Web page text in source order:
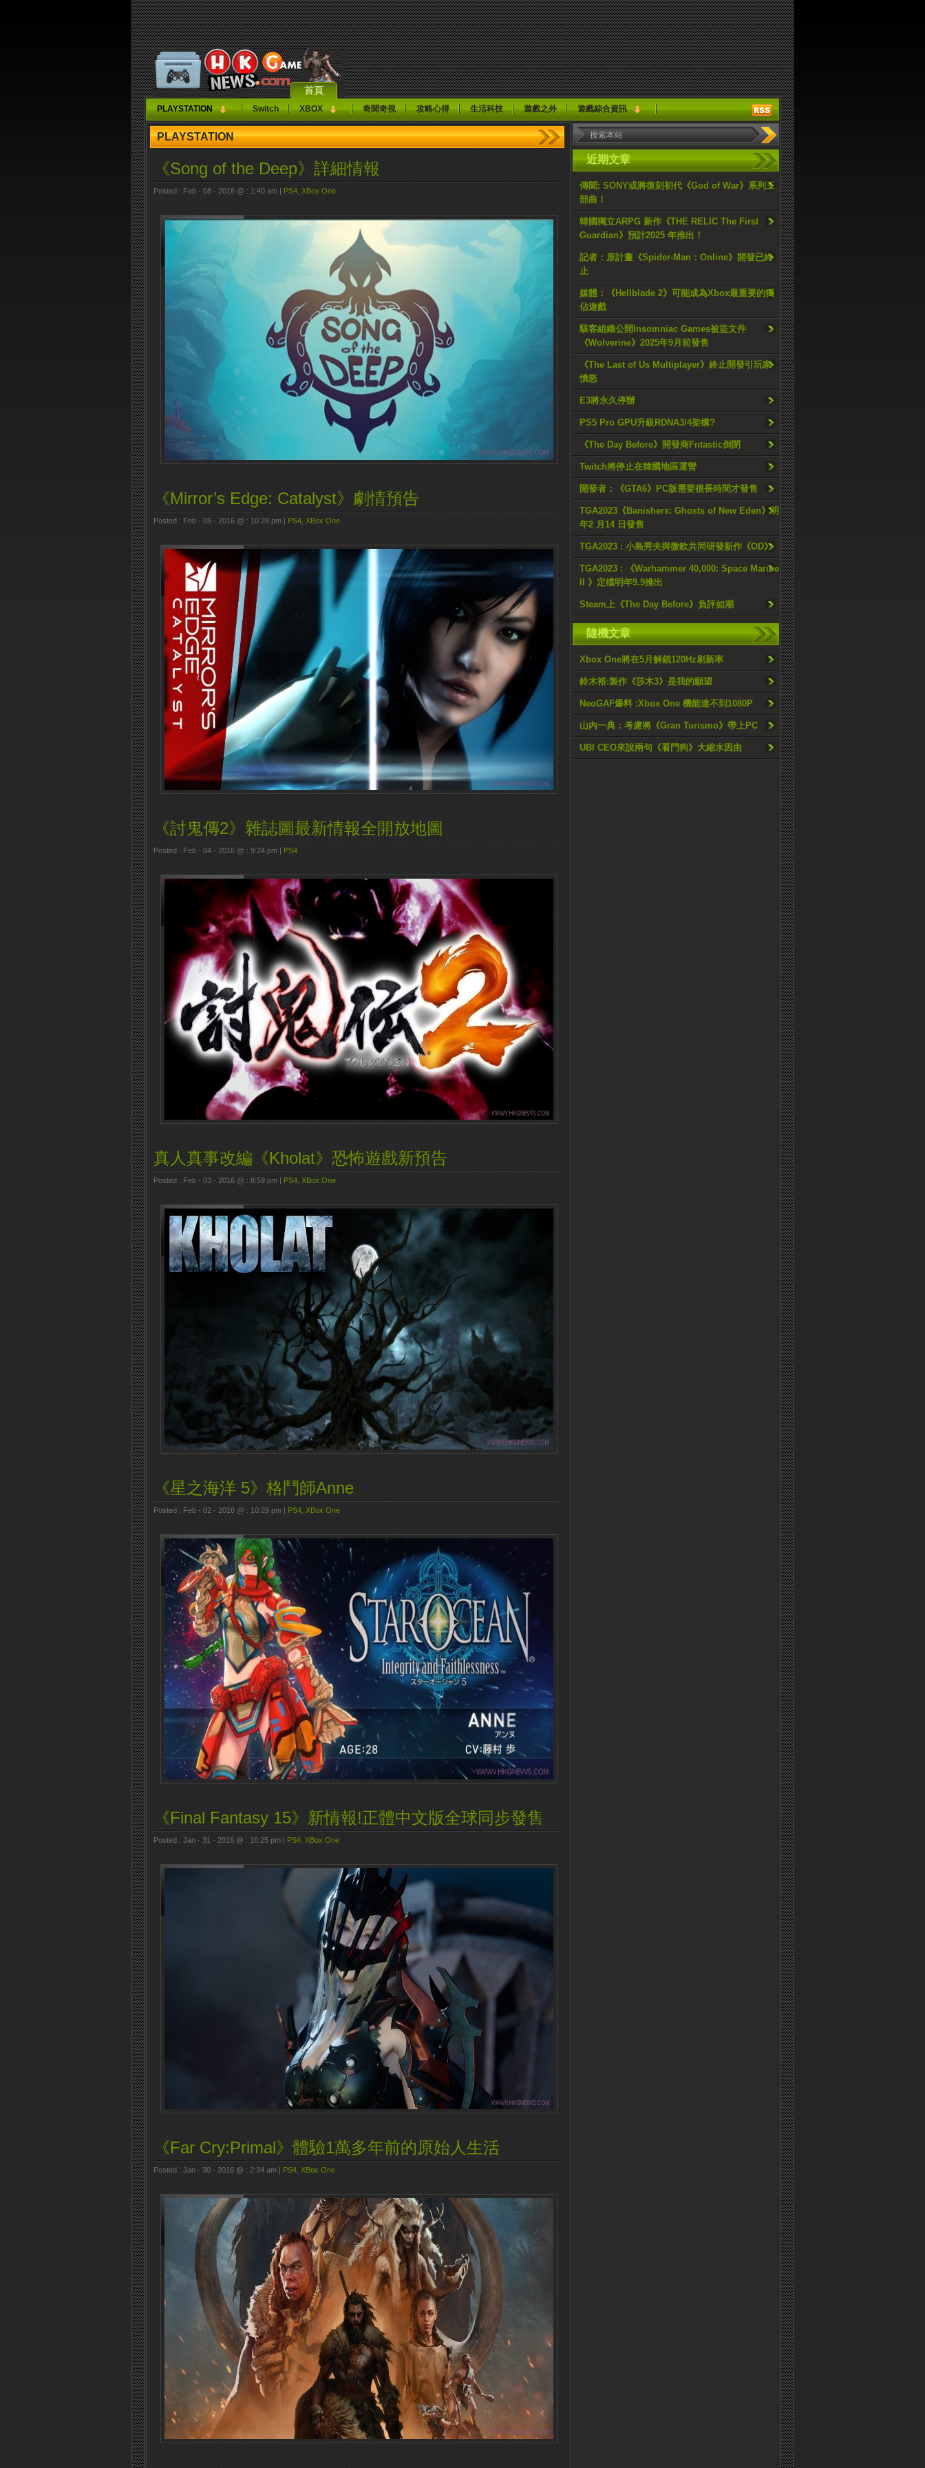
首頁
PLAYSTATION Switch XBOX 奇聞奇視 攻略心得 生活科技 遊戲之外 遊戲綜合資訊
近期文章
傳聞: SONY或將復刻初代《God of War》系列三
部曲！
韓國獨立ARPG 新作《THE RELIC The First
Guardian》預計2025 年推出！
記者：原計畫《Spider-Man：Online》開發已終
止
媒體：《Hellblade 2》可能成為Xbox最重要的獨
佔遊戲
駭客組織公開Insomniac Games被盜文件
《Wolverine》2025年9月前發售
《The Last of Us Multiplayer》終止開發引玩家
憤怒
E3將永久停辦
PS5 Pro GPU升級RDNA3/4架構?
《The Day Before》開發商Fntastic倒閉
Twitch將停止在韓國地區運營
開發者：《GTA6》PC版需要很長時間才發售
TGA2023《Banishers: Ghosts of New Eden》明
年2 月14 日發售
TGA2023 : 小島秀夫與微軟共同研發新作《OD》
TGA2023 : 《Warhammer 40,000: Space Marine
II 》定檔明年9.9推出
Steam上《The Day Before》負評如潮
隨機文章
Xbox One將在5月解鎖120Hz刷新率
鈴木裕:製作《莎木3》是我的願望
NeoGAF爆料 :Xbox One 機能達不到1080P
山內一典：考慮將《‎Gran Turismo》帶上PC
UBI CEO來說兩句《看門狗》大縮水因由
PLAYSTATION
《Song of the Deep》詳細情報
Posted : Feb - 08 - 2016 @ : 1:40 am | PS4 XBox One
《Mirror’s Edge: Catalyst》劇情預告
Posted : Feb - 05 - 2016 @ : 10:28 pm | PS4 XBox One
《討鬼傳2》雜誌圖最新情報全開放地圖
Posted : Feb - 04 - 2016 @ : 9:24 pm | PS4
真人真事改編《Kholat》恐怖遊戲新預告
Posted : Feb - 03 - 2016 @ : 8:59 pm | PS4 XBox One
《星之海洋 5》格鬥師Anne
Posted : Feb - 02 - 2016 @ : 10:29 pm | PS4 XBox One
《Final Fantasy 15》新情報!正體中文版全球同步發售
Posted : Jan - 31 - 2016 @ : 10:25 pm | PS4 XBox One
《Far Cry:Primal》體驗1萬多年前的原始人生活
Posted : Jan - 30 - 2016 @ : 2:34 am | PS4 XBox One